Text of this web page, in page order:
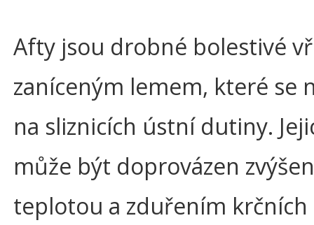
Afty jsou drobné bolestivé
zaníceným lemem, které se
na sliznicích ústní dutiny.
může být doprovázen
teplotou a zduřením krčních